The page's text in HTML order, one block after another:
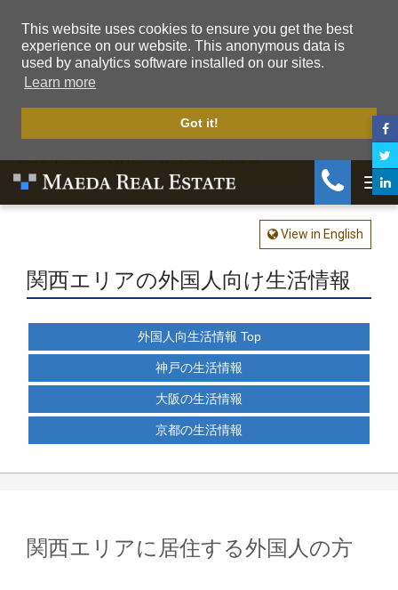
This website uses cookies to ensure you get the best
experience on our website. This anonymous data is
used by analytics software installed on our sites.
Learn more
Got it!
マエダ不動産株式会社 外国人向生活情報
View in English
関西エリアの外国人向け生活情報
外国人向生活情報 Top
神戸の生活情報
大阪の生活情報
京都の生活情報
関西エリアに居住する外国人の方